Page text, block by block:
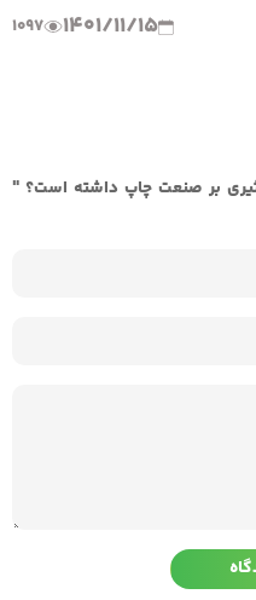
1401/11/15
1097
بر صنعت چاپ داشته است؟ "